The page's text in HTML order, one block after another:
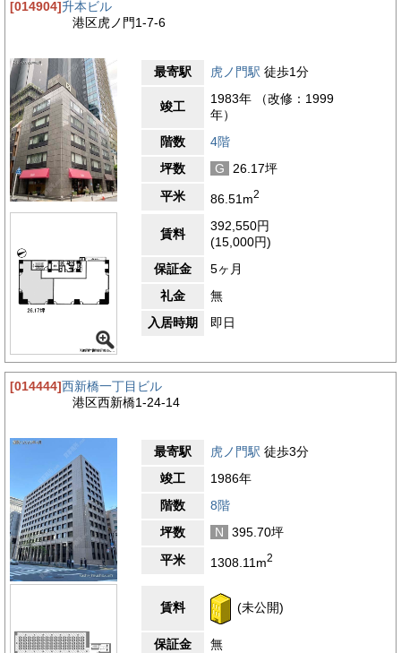
[014904]升本ビル
港区虎ノ門1-7-6
最寄駅 虎ノ門駅 徒歩1分
竣工
1983年 （改修：1999
年）
階数
4階
坪数
G
26.17坪
平米
86.51m2
賃料
392,550円
(15,000円)
保証金
5ヶ月
礼金
無
入居時期
即日
[014444]西新橋一丁目ビル
港区西新橋1-24-14
最寄駅 虎ノ門駅 徒歩3分
竣工
1986年
階数
8階
坪数
N
395.70坪
平米
1308.11m2
賃料 (未公開)
保証金
無